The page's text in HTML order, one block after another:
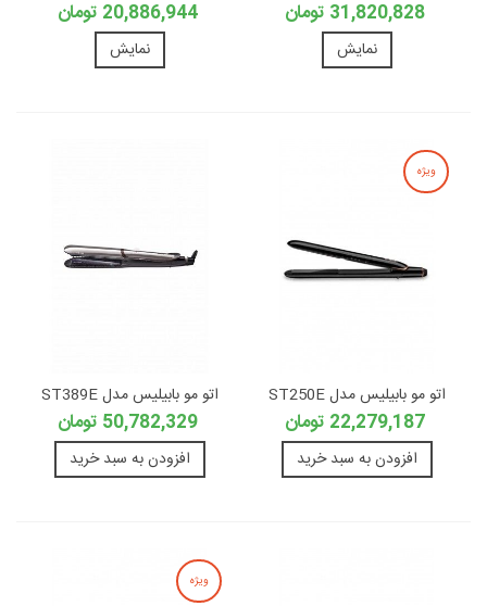
31,820,828 تومان
نمایش
20,886,944 تومان
نمایش
ویژه
اتو مو بابیلیس مدل ST250E
22,279,187 تومان
افزودن به سبد خرید
اتو مو بابیلیس مدل ST389E
50,782,329 تومان
افزودن به سبد خرید
ویژه